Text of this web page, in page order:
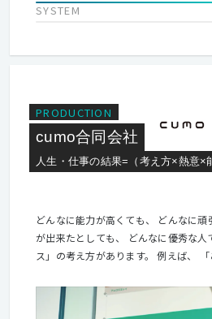
SYSTEM
PRODUCTION
cumo合同会社
人生・仕事の結果=（考え方×熱意×
どんなに能力が高くても、 どんなに
が出来たとしても、 どんなに優秀な人
ス」の考え方があります。 例えば、 「ここでこうしたら少し楽
ってしまおう」 「ほかの人がやるだ
も見てないからまあいいや」 「自分た